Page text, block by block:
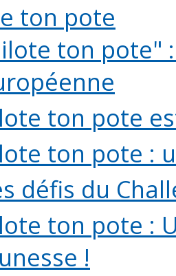
ton pote
ton pote"
ton pote
ton pote :
défis du
ton pote :
!